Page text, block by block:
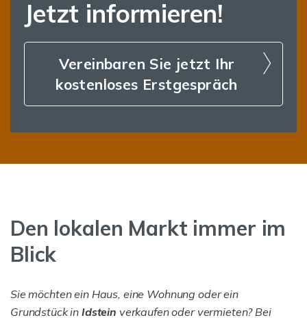
Jetzt informieren!
Vereinbaren Sie jetzt Ihr
kostenloses Erstgespräch
Den lokalen Markt immer im
Blick
Sie möchten ein Haus, eine Wohnung oder ein
Grundstück in Idstein verkaufen oder vermieten? Bei